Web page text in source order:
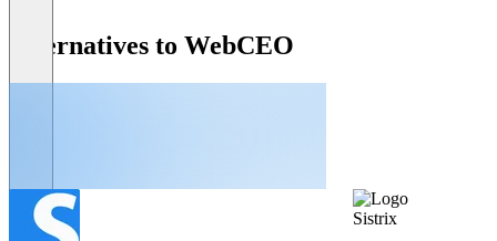
Alternatives to WebCEO
Sistrix